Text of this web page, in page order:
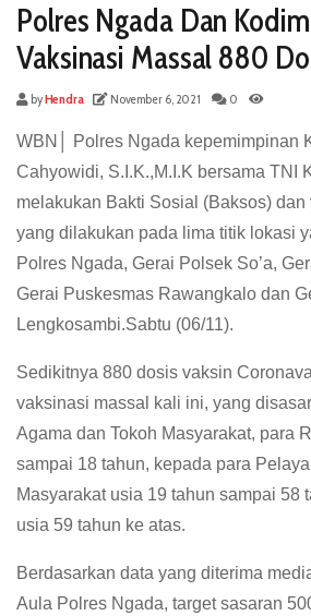
Polres Ngada Dan
Vaksinasi Massal 880
byHendra November 6, 2021 0
WBN│ Polres Ngada kepemimpinan
Cahyowidi, S.I.K.,M.I.K bersama TNI
melakukan Bakti Sosial (Baksos) dan
yang dilakukan pada lima titik lokasi
Polres Ngada, Gerai Polsek So’a,
Gerai Puskesmas Rawangkalo dan
Lengkosambi.Sabtu (06/11).
Sedikitnya 880 dosis vaksin
vaksinasi massal kali ini, yang
Agama dan Tokoh Masyarakat, para
sampai 18 tahun, kepada para
Masyarakat usia 19 tahun sampai 58
usia 59 tahun ke atas.
Berdasarkan data yang diterima
Aula Polres Ngada, target sasaran